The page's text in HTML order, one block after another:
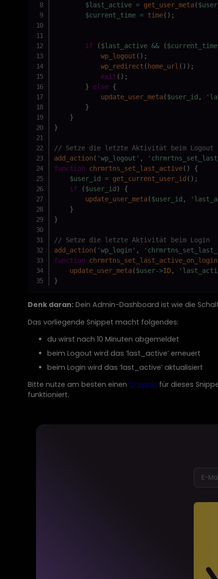
$last_active = get_user_meta(
$current_time = time( ) ;
if ($last_active && ($current_time
wp_logout ( ) ;
wp_redirect ( home_url ( ) ) ;
exit ( ) ;
}
else {
update_user_meta($user_id ,
}
}
}
// Setze die letzte Aktivität beim Logout
add_action ( 'wp_logout' ,
function
chrmrtns_set_last_active( )
{
$user_id
= get_current_user_id ( ) ;
if
($user_id )
{
update_user_meta($user_id ,
}
}
// Setze die letzte Aktivität beim Login
add_action ( 'wp_login' ,
function
chrmrtns_set_last_active_on_login
update_user_meta($user->ID,
}
Denk daran:Dein Admin-Dashboard ist wie die
Das vorliegende Snippet macht folgendes:
du wirst nach 10 Minuten abgemeldet
beim Logout wird das ‘last_active’ erneuert
beim Login wird das ‘last_active’ aktualisiert
Bitte nutze am besten einen Cronjob für dieses
funktioniert.